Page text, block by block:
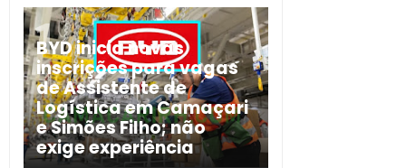
BYD inicia novas
inscrições para vagas
de Assistente de
Logística em Camaçari
e Simões Filho; não
exige experiência